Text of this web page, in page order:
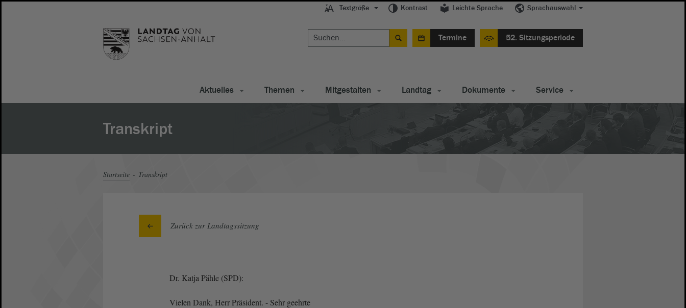
Textgröße Kontrast Leichte Sprache Sprachauswahl
Termine 52. Sitzungsperiode
Aktuelles Themen Mitgestalten Landtag Dokumente Service
Transkript
Startseite Transkript
Zurück zur Landtagssitzung
Dr. Katja Pähle (SPD):
Vielen Dank, Herr Präsident. - Sehr geehrte